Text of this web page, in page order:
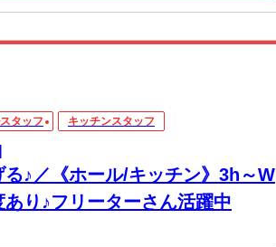
タッフ キッチンスタッフ
♪／《ホール/キッチン》3h～W
り♪フリーターさん活躍中